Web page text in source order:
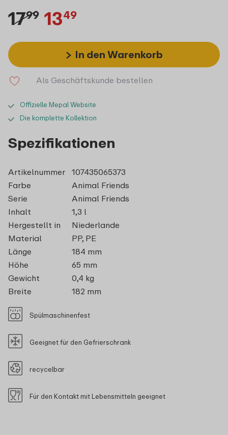
1799 1349
In den Warenkorb
Als Geschäftskunde bestellen
Offizielle Mepal Website
Die komplette Kollektion
Spezifikationen
Artikelnummer
107435065373
Farbe
Animal Friends
Serie
Animal Friends
Inhalt
1,3 l
Hergestellt in
Niederlande
Material
PP, PE
Länge
184 mm
Höhe
65 mm
Gewicht
0,4 kg
Breite
182 mm
Spülmaschinenfest
Geeignet für den Gefrierschrank
recycelbar
Für den Kontakt mit Lebensmitteln geeignet